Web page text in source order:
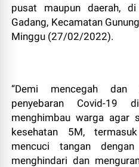
pusat maupun daerah,
Gadang, Kecamatan
Minggu (27/02/2022).
“Demi mencegah dan
penyebaran Covid-19
menghimbau warga agar
kesehatan 5M,
mencuci tangan
menghindari dan